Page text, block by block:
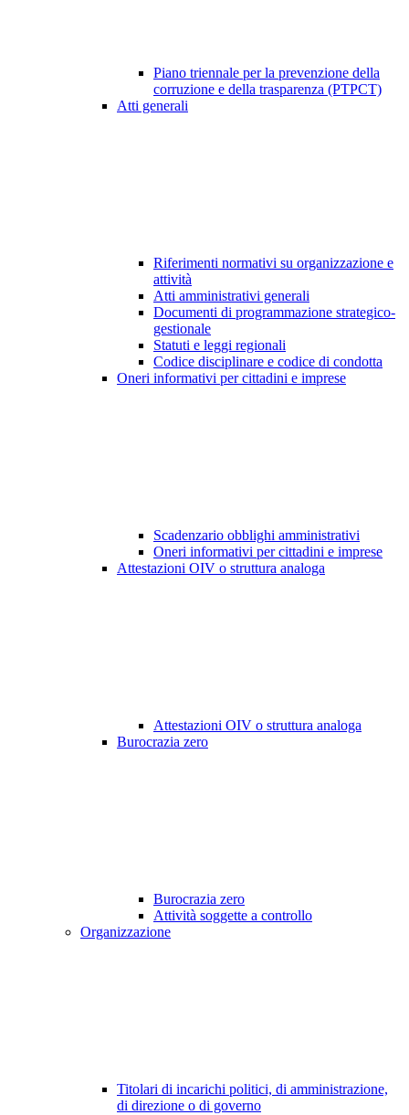
Piano triennale per la prevenzione della
corruzione e della trasparenza (PTPCT)
Atti generali
Riferimenti normativi su organizzazione e
attività
Atti amministrativi generali
Documenti di programmazione strategico-
gestionale
Statuti e leggi regionali
Codice disciplinare e codice di condotta
Oneri informativi per cittadini e imprese
Scadenzario obblighi amministrativi
Oneri informativi per cittadini e imprese
Attestazioni OIV o struttura analoga
Attestazioni OIV o struttura analoga
Burocrazia zero
Burocrazia zero
Attività soggette a controllo
Organizzazione
Titolari di incarichi politici, di amministrazione,
di direzione o di governo